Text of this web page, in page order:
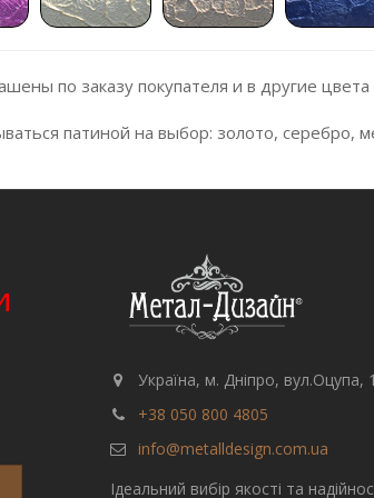
по заказу покупателя и в другие
патиной на выбор: золото, серебро,
Україна, м. Дніпро, вул.Оцупа,
+38 050 800 4805
info@metalldesign.com.ua
Ідеальний вибір якості та